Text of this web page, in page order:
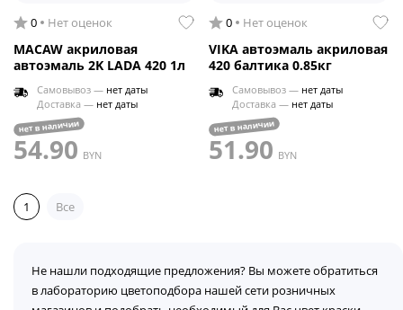
0 Нет оценок
MACAW акриловая
автоэмаль 2K LADA 420 1л
Самовывоз — нет даты
Доставка — нет даты
нет в наличии
54.90 BYN
0 Нет оценок
VIKA автоэмаль акриловая
420 балтика 0.85кг
Самовывоз — нет даты
Доставка — нет даты
нет в наличии
51.90 BYN
1 Все
Не нашли подходящие предложения? Вы можете обратиться
в лабораторию цветоподбора нашей сети розничных